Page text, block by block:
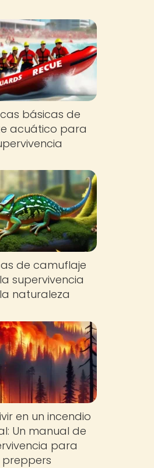
básicas de
acuático para
de camuflaje
supervivencia
naturaleza
en un incendio
Un manual de
para
preppers